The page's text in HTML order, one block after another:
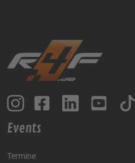
Events
Termine